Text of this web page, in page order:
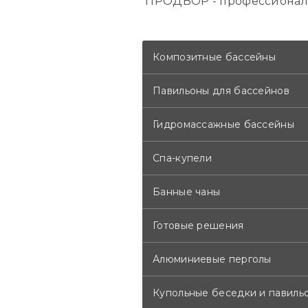
Композитные бассейны
Павильоны для бассейнов
Гидромассажные бассейны
Спа-купели
Банные чаны
Готовые решения
Алюминиевые перголы
Купольные беседки и